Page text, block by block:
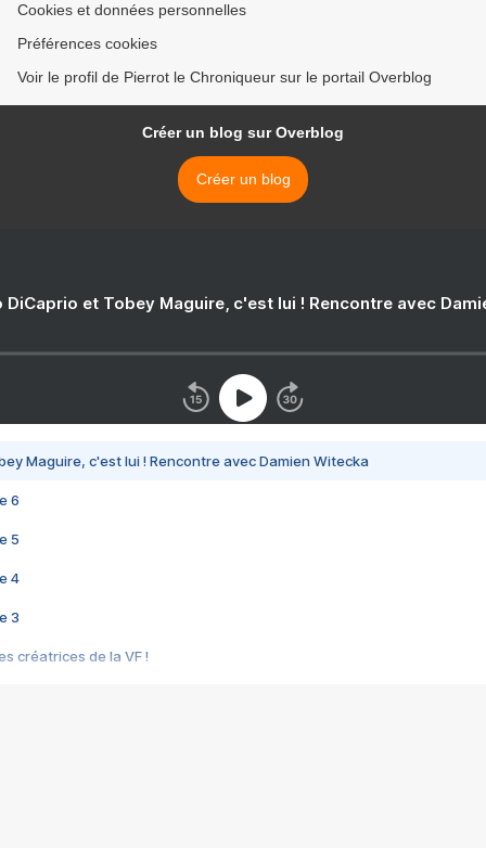
Cookies et données personnelles
Préférences cookies
Voir le profil de Pierrot le Chroniqueur sur le portail Overblog
Créer un blog sur Overblog
Créer un blog
DiCaprio et Tobey Maguire, c'est lui ! Rencontre avec
Maguire, c'est lui ! Rencontre avec Damien Witecka
6
5
4
3
créatrices de la VF !